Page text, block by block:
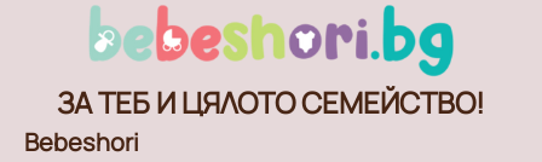
ЗА ТЕБ И ЦЯЛОТО СЕМЕЙСТВО!
Bebeshori